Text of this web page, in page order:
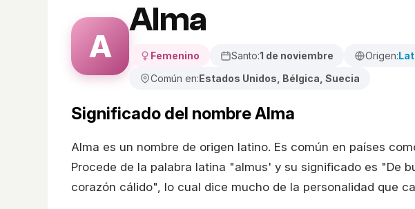
A
Alma
Femenino Santo:1 de noviembre Origen:
Común en:Estados Unidos, Bélgica, Suecia
Significado del nombre Alma
Alma es un nombre de origen latino. Es común en países
Procede de la palabra latina "almus' y su significado es "De
corazón cálido", lo cual dice mucho de la personalidad que